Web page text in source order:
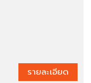
รายละเอียด